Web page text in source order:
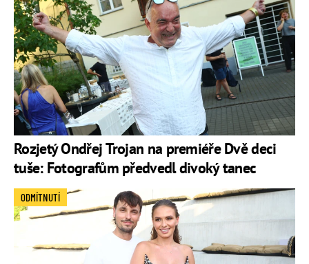
Rozjetý Ondřej Trojan na premiéře Dvě deci
tuše: Fotografům předvedl divoký tanec
ODMÍTNUTÍ